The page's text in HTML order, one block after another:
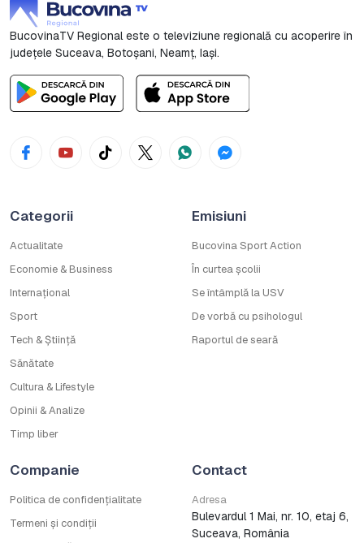
BucovinaTV Regional este o televiziune regională cu acoperire în
județele Suceava, Botoşani, Neamț, Iași.
Categorii
Actualitate
Economie & Business
Internațional
Sport
Tech & Știință
Sănătate
Cultura & Lifestyle
Opinii & Analize
Timp liber
Emisiuni
Bucovina Sport Action
În curtea școlii
Se întâmplă la USV
De vorbă cu psihologul
Raportul de seară
Companie
Politica de confidențialitate
Termeni și condiții
Contact
Adresa
Bulevardul 1 Mai, nr. 10, etaj 6,
Suceava, România